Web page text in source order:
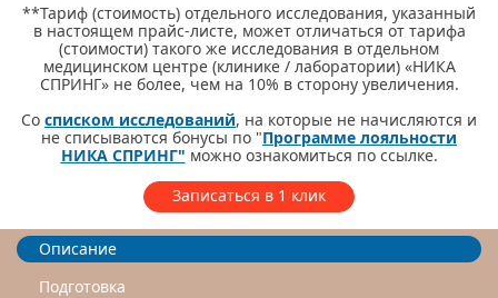
**Тариф (стоимость) отдельного исследования, указанный
в настоящем прайс-листе, может отличаться от тарифа
(стоимости) такого же исследования в отдельном
медицинском центре (клинике / лаборатории) «НИКА
СПРИНГ» не более, чем на 10% в сторону увеличения.
Со списком исследований, на которые не начисляются и
не списываются бонусы по "Программе лояльности
НИКА СПРИНГ" можно ознакомиться по ссылке.
Записаться в 1 клик
Описание
Подготовка